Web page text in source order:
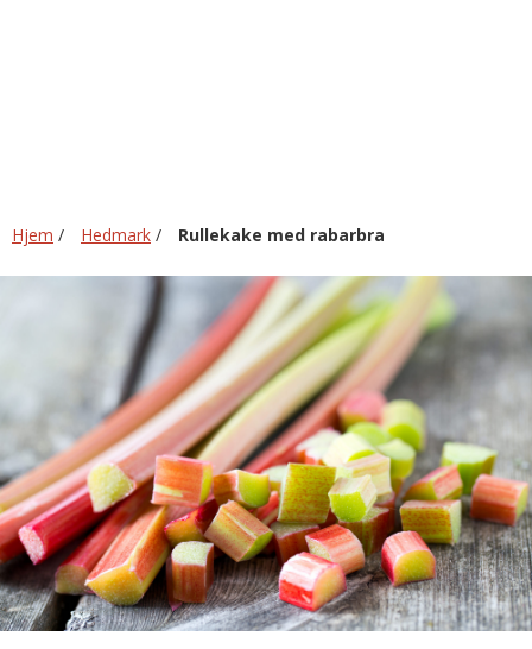
Hjem / Hedmark / Rullekake med rabarbra